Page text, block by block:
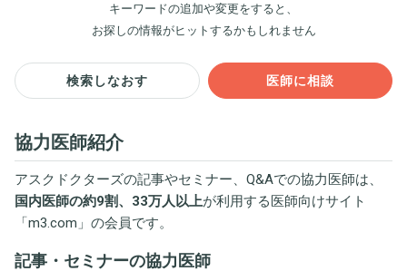
キーワードの追加や変更をすると、
お探しの情報がヒットするかもしれません
検索しなおす 医師に相談
協力医師紹介
アスクドクターズの記事やセミナー、Q&Aでの協力医師は、
国内医師の約9割、33万人以上が利用する医師向けサイト
「m3.com 」の会員です。
記事・セミナーの協力医師